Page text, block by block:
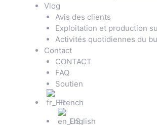
Vlog
Avis des clients
Exploitation et production
Activités quotidiennes du
Contact
CONTACT
FAQ
Soutien
French
English